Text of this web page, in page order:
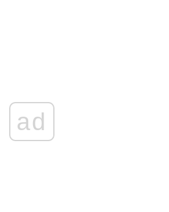
ad